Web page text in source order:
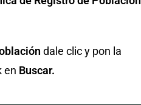
dale clic y pon la
en Buscar.